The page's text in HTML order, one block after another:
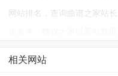
网站排名，查询曲谱之家站
相关网站